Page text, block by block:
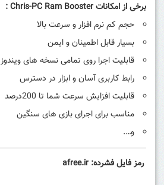
برخی از امکاناتChris-PC Ram Booster
:
حجم کم نرم افزار و سرعت بالا
بسیار قابل اطمینان و ایمن
قابلیت اجرا روی تمامی نسخه های ویندوز
رابط کاربری آسان و ابزار در دسترس
قابلیت افزایش سرعت شما تا 200درصد
مناسب برای اجرای بازی های سنگین
و….
رمز فایل فشرده: afree.ir